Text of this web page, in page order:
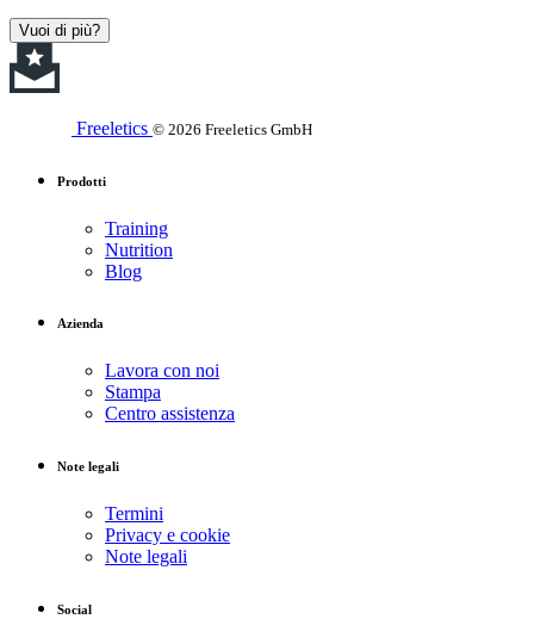
Vuoi di più?
Freeletics © 2026 Freeletics GmbH
Prodotti
Training
Nutrition
Blog
Azienda
Lavora con noi
Stampa
Centro assistenza
Note legali
Termini
Privacy e cookie
Note legali
Social